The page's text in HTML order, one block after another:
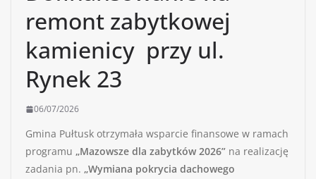
remont zabytkowej
kamienicy przy ul.
Rynek 23
06/07/2026
Gmina Pułtusk otrzymała wsparcie finansowe w ramach
programu „Mazowsze dla zabytków 2026” na realizację
zadania pn. „Wymiana pokrycia dachowego